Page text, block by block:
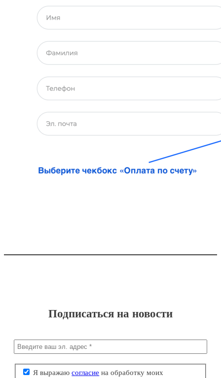
Подписаться на новости
Я выражаюсогласие на обработку моих